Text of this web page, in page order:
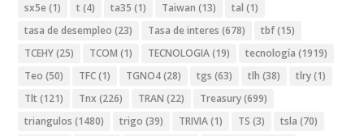
sx5e (1) t (4) ta35 (1) Taiwan (13) tal (1)
tasa de desempleo (23) Tasa de interes (678) tbf(15)
TCEHY(25) TCOM (1) TECNOLOGIA(19) tecnología (1919)
Teo (50) TFC(1) TGNO4(28) tgs (63) tlh (38) tlry(1)
Tlt (121) Tnx (226) TRAN (22) Treasury(699)
triangulos (1480) trigo (39) TRIVIA(1) TS (3) tsla (70)